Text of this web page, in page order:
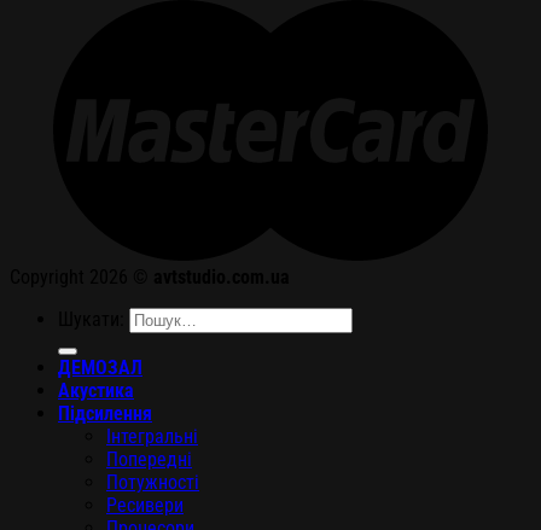
ДЕМОЗАЛ
Акустика
Підсилення
Інтегральні
Попередні
Потужності
Ресивери